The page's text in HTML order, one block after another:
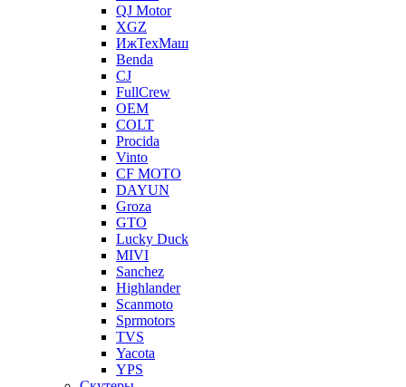
QJ Motor
XGZ
ИжТехМаш
Benda
CJ
FullCrew
OEM
COLT
Procida
Vinto
CF MOTO
DAYUN
Groza
GTO
Lucky Duck
MIVI
Sanchez
Highlander
Scanmoto
Sprmotors
TVS
Yacota
YPS